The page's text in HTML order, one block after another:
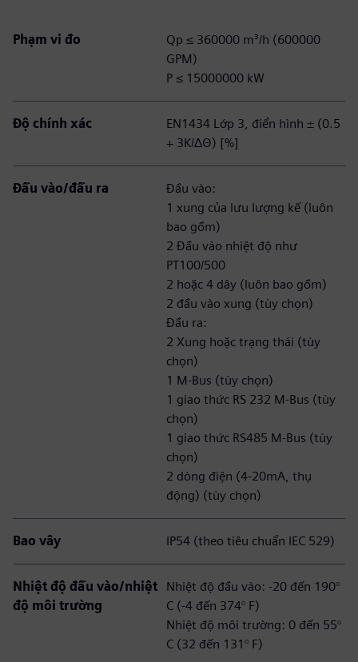
Phạm vi đo
Qp ≤ 360000 m³/h (600000
GPM)
P ≤ 15000000 kW
Độ chính xác
EN1434 Lớp 3, điển hình ± (0.5
+ 3K/ΔΘ) [%]
Đầu vào/đầu ra
Đầu vào:
1 xung của lưu lượng kế (luôn
bao gồm)
2 Đầu vào nhiệt độ như
PT100/500
2 hoặc 4 dây (luôn bao gồm)
2 đầu vào xung (tùy chọn)
Đầu ra:
2 Xung hoặc trạng thái (tùy
chọn)
1 M-Bus (tùy chọn)
1 giao thức RS 232 M-Bus (tùy
chọn)
1 giao thức RS485 M-Bus (tùy
chọn)
2 dòng điện (4-20mA, thụ
động) (tùy chọn)
Bao vây IP54 (theo tiêu chuẩn IEC 529)
Nhiệt độ đầu vào/nhiệt
độ môi trường
Nhiệt độ đầu vào: -20 đến 190°
C (-4 đến 374° F)
Nhiệt độ môi trường: 0 đến 55°
C (32 đến 131° F)